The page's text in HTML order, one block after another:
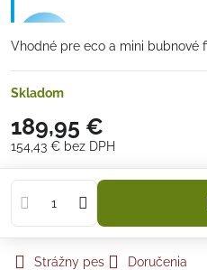
Vhodné pre eco a mini bubnové
Skladom
189,95 €
154,43 € bez DPH
Strážny pes Doručenia